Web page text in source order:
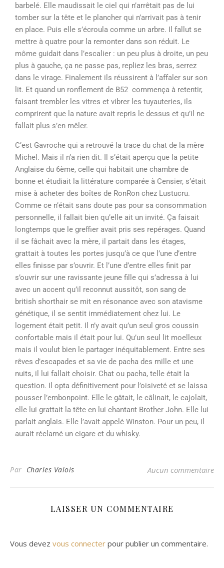
barbelé. Elle maudissait le ciel qui n’arrêtait pas de lui
tomber sur la tête et le plancher qui n’arrivait pas à tenir
en place. Puis elle s’écroula comme un arbre. Il fallut se
mettre à quatre pour la remonter dans son réduit. Le
môme guidait dans l’escalier : un peu plus à droite, un peu
plus à gauche, ça ne passe pas, repliez les bras, serrez
dans le virage. Finalement ils réussirent à l’affaler sur son
lit. Et quand un ronflement de B52 commença à retentir,
faisant trembler les vitres et vibrer les tuyauteries, ils
comprirent que la nature avait repris le dessus et qu’il ne
fallait plus s’en mêler.
C’est Gavroche qui a retrouvé la trace du chat de la mère
Michel. Mais il n’a rien dit. Il s’était aperçu que la petite
Anglaise du 6ème, celle qui habitait une chambre de
bonne et étudiait la littérature comparée à Censier, s’était
mise à acheter des boîtes de RonRon chez Lustucru.
Comme ce n’était sans doute pas pour sa consommation
personnelle, il fallait bien qu’elle ait un invité. Ça faisait
longtemps que le greffier avait pris ses repérages. Quand
il se fâchait avec la mère, il partait dans les étages,
grattait à toutes les portes jusqu’à ce que l’une d’entre
elles finisse par s’ouvrir. Et l’une d’entre elles finit par
s’ouvrir sur une ravissante jeune fille qui s’adressa à lui
avec un accent qu’il reconnut aussitôt, son sang de
british shorthair se mit en résonance avec son atavisme
génétique, il se sentit immédiatement chez lui. Le
logement était petit. Il n’y avait qu’un seul gros coussin
confortable mais il était pour lui. Qu’un seul lit moelleux
mais il voulut bien le partager inéquitablement. Entre ses
rêves d’escapades et sa vie de pacha des mille et une
nuits, il lui fallait choisir. Chat ou pacha, telle était la
question. Il opta définitivement pour l’oisiveté et se laissa
pousser l’embonpoint. Elle le gâtait, le câlinait, le cajolait,
elle lui grattait la tête en lui chantant Brother John. Elle lui
parlait anglais. Elle l’avait appelé Winston. Pour un peu, il
aurait réclamé un cigare et du whisky.
Par Charles Valois Aucun commentaire
LAISSER UN COMMENTAIRE
Vous devez vous connecter pour publier un commentaire.